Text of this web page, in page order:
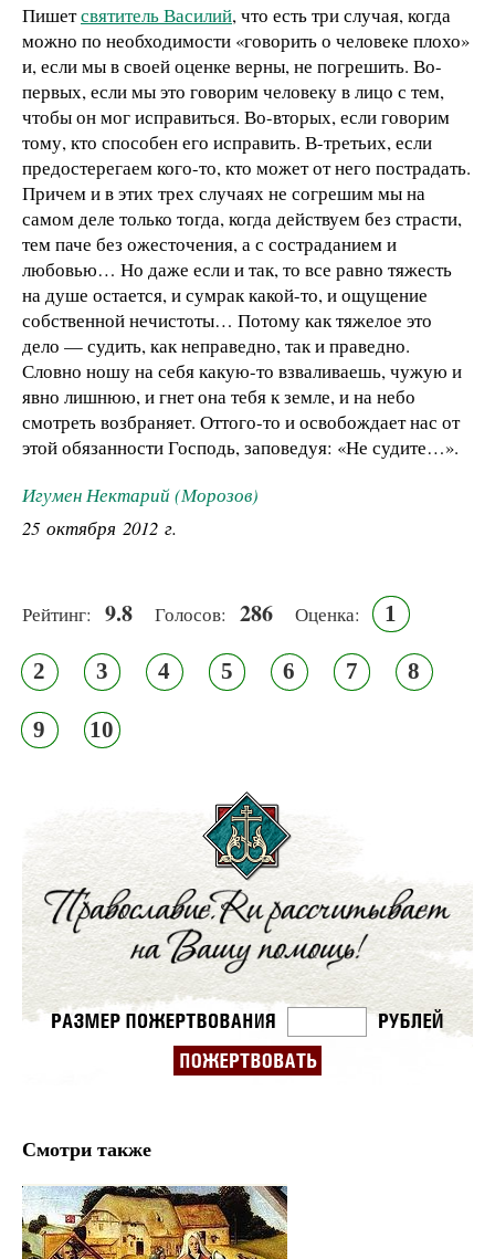
Пишетсвятитель Василий, что есть три случая, когда
можно по необходимости «говорить о человеке плохо»
и, если мы в своей оценке верны, не погрешить. Во-
первых, если мы это говорим человеку в лицо с тем,
чтобы он мог исправиться. Во-вторых, если говорим
тому, кто способен его исправить. В-третьих, если
предостерегаем кого-то, кто может от него пострадать.
Причем и в этих трех случаях не согрешим мы на
самом деле только тогда, когда действуем без страсти,
тем паче без ожесточения, а с состраданием и
любовью… Но даже если и так, то все равно тяжесть
на душе остается, и сумрак какой-то, и ощущение
собственной нечистоты… Потому как тяжелое это
дело — судить, как неправедно, так и праведно.
Словно ношу на себя какую-то взваливаешь, чужую и
явно лишнюю, и гнет она тебя к земле, и на небо
смотреть возбраняет. Оттого-то и освобождает нас от
этой обязанности Господь, заповедуя: «Не судите…».
Игумен Нектарий (Морозов)
25 октября 2012 г.
Рейтинг: 9.8 Голосов: 286 Оценка: 1
2 3 4 5 6 7 8
9 10
Смотри также